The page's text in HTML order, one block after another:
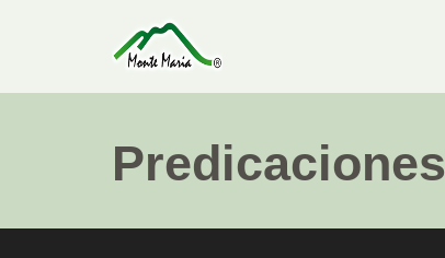
Predicaciones